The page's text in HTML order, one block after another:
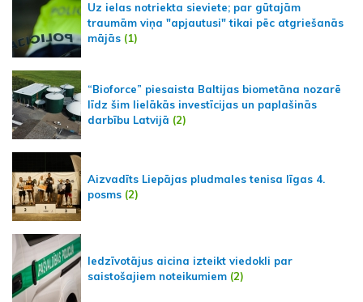
Uz ielas notriekta sieviete; par gūtajām
traumām viņa "apjautusi" tikai pēc atgriešanās
mājās (1)
“Bioforce” piesaista Baltijas biometāna nozarē
līdz šim lielākās investīcijas un paplašinās
darbību Latvijā (2)
Aizvadīts Liepājas pludmales tenisa līgas 4.
posms (2)
Iedzīvotājus aicina izteikt viedokli par
saistošajiem noteikumiem (2)